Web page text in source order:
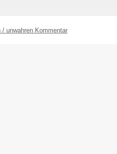
/ unwahren Kommentar